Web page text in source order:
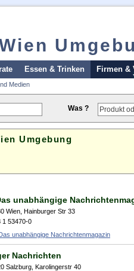
Essen & Trinken Firmen &
Medien
Was ?
Umgebung
unabhängige
Wien Hainburger Str 33
1 53470-0
unabhängige Nachrichtenmagazin
Nachrichten
Salzburg Karolingerstr 40